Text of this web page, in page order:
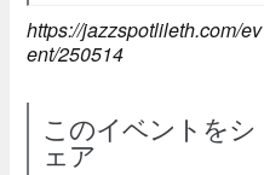
https://jazzspotlileth.com/ev
ent/250514
このイベントをシ
ェア